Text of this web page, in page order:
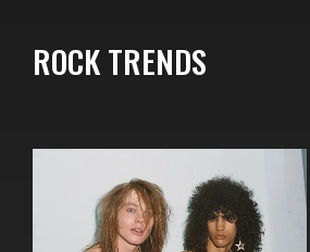
ROCK TRENDS